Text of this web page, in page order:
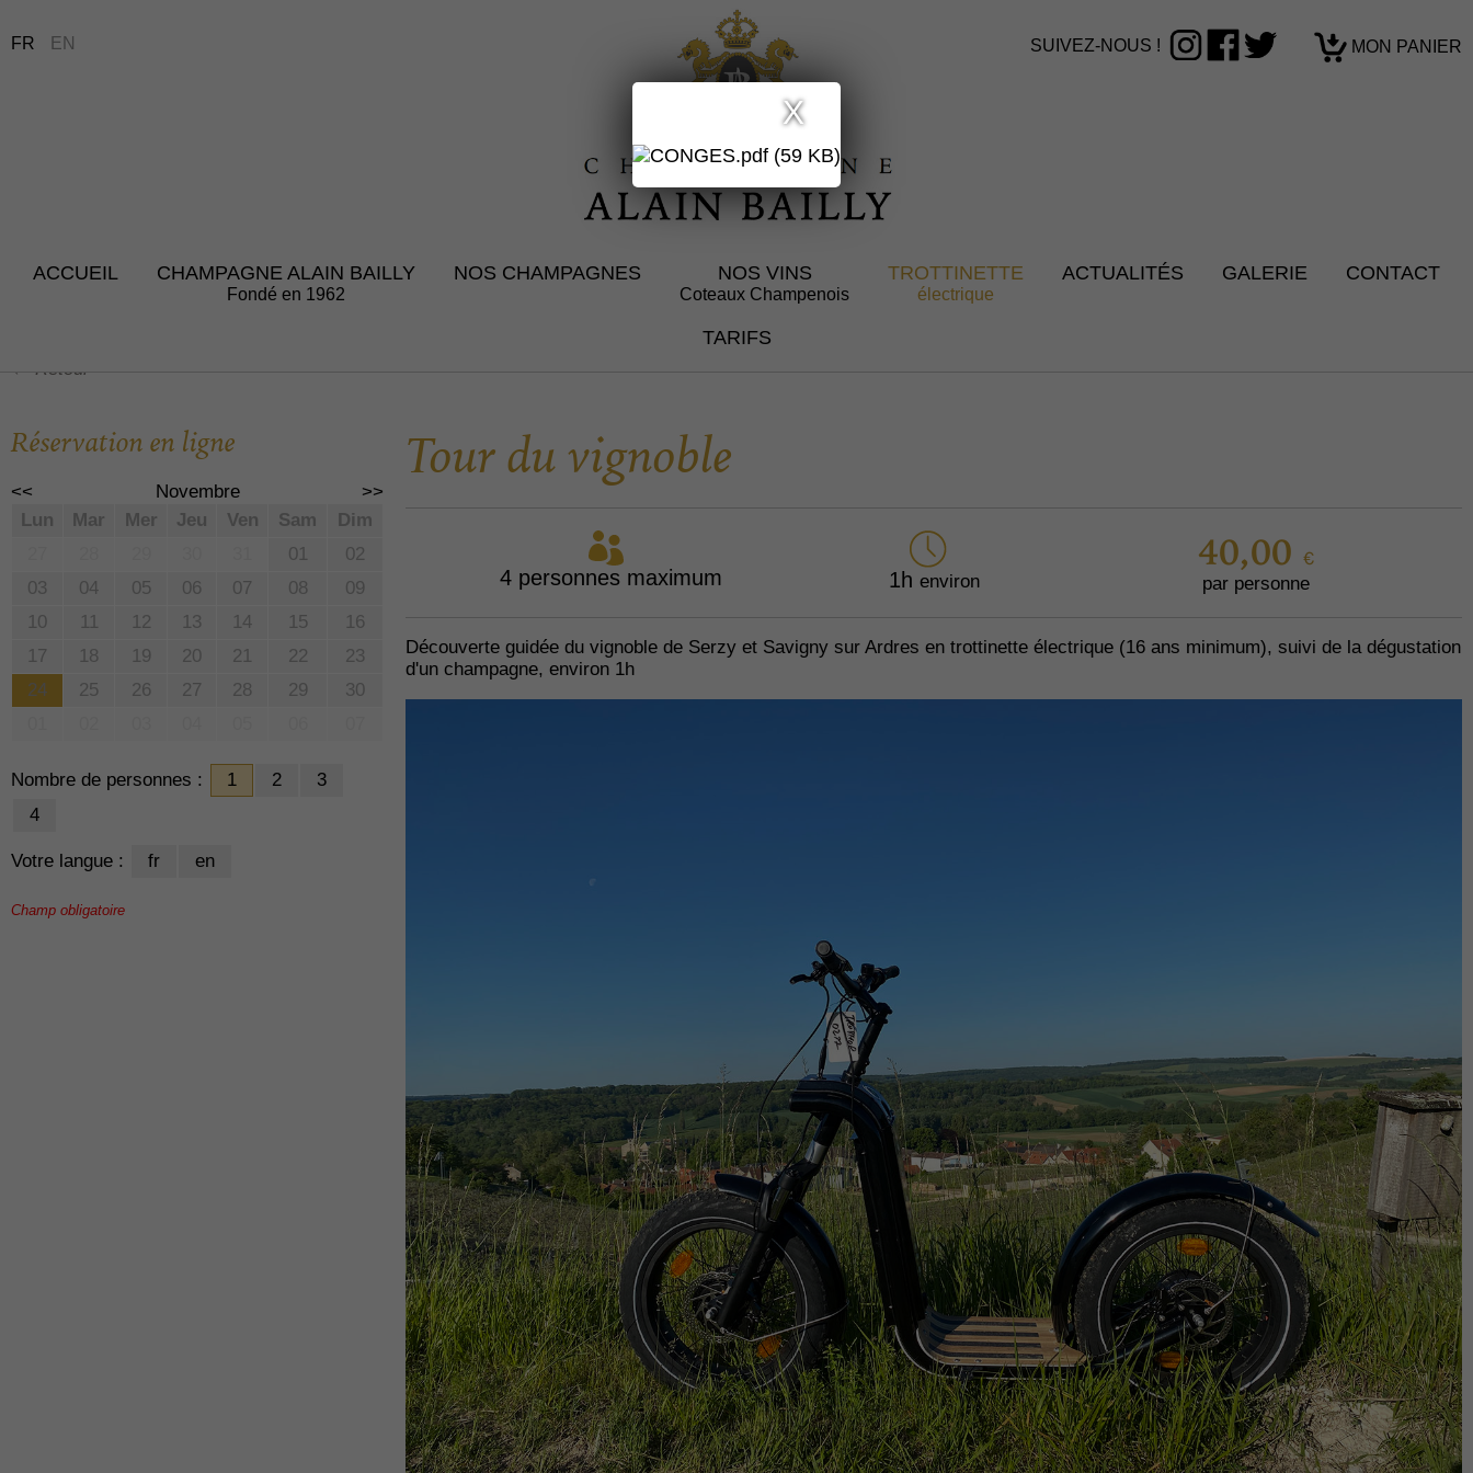
FR EN SUIVEZ-NOUS ! MON PANIER
ACCUEIL CHAMPAGNE ALAIN BAILLY
Fondé en 1962
NOS CHAMPAGNES NOS VINS
Coteaux Champenois
TROTTINETTE
électrique
ACTUALITÉS GALERIE CONTACT
TARIFS
Retour
Tour du vignoble
4 personnes maximum 1h environ
40,00 €
par personne
Découverte guidée du vignoble de Serzy et Savigny sur Ardres en trottinette électrique (16 ans minimum), suivi de la dégustation
d'un champagne, environ 1h
Réservation en ligne
<< Novembre
>>
Lun
Mar Mer Jeu Ven Sam
Dim
01
02
03
04 05 06 07 08
09
10
11 12 13 14 15
16
17
18 19 20 21 22
23
24
25 26 27 28 29
30
Nombre de personnes : 1 2
3
4
Votre langue : fr en
Champ obligatoire
X